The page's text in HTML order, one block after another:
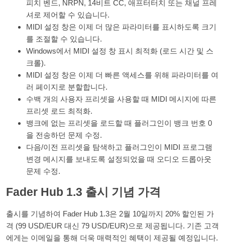
피치 벤드, NRPN, 14비트 CC, 애프터터치 또는 채널 프레
셔로 제어할 수 있습니다.
MIDI 설정 창은 이제 더 많은 파라미터를 표시하도록 크기
를 조절할 수 있습니다.
Windows에서 MIDI 설정 창 표시 최적화 (로드 시간 및 스
크롤).
MIDI 설정 창은 이제 더 빠른 액세스를 위해 파라미터를 여
러 페이지로 분할합니다.
수백 개의 사용자 프리셋을 사용할 때 MIDI 메시지에 따른
프리셋 로드 최적화.
뱅크에 없는 프리셋을 로드할 때 플러그인이 뱅크 번호 0
을 전송하던 문제 수정.
다음/이전 프리셋을 탐색하고 플러그인이 MIDI 프로그램
변경 메시지를 보내도록 설정되었을 때 오디오 드롭아웃
문제 수정.
Fader Hub 1.3 출시 기념 가격
출시를 기념하여 Fader Hub 1.3은 2월 10일까지 20% 할인된 가
격 (99 USD/EUR 대신 79 USD/EUR)으로 제공됩니다. 기존 고객
에게는 이메일을 통해 더욱 매력적인 혜택이 제공될 예정입니다.